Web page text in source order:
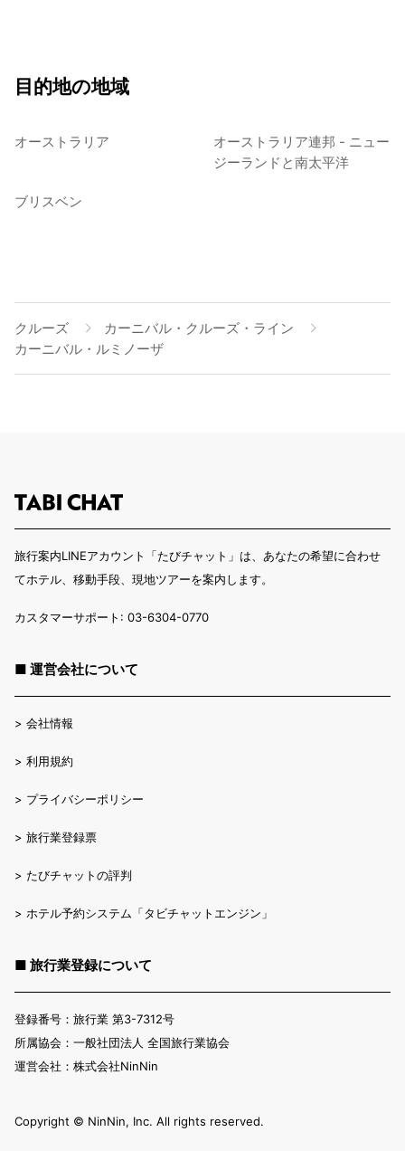
目的地の地域
オーストラリア
オーストラリア連邦 - ニュー
ジーランドと南太平洋
ブリスベン
クルーズ
カーニバル・クルーズ・ライン
カーニバル・ルミノーザ
旅行案内LINEアカウント「たびチャット」は、あなたの希望に合わせ
てホテル、移動手段、現地ツアーを案内します。
カスタマーサポート: 03-6304-0770
■ 運営会社について
> 会社情報
> 利用規約
> プライバシーポリシー
> 旅行業登録票
> たびチャットの評判
> ホテル予約システム「タビチャットエンジン」
■ 旅行業登録について
登録番号：旅行業 第3-7312号
所属協会：一般社団法人 全国旅行業協会
運営会社：株式会社NinNin
Copyright ©︎ NinNin, Inc. All rights reserved.